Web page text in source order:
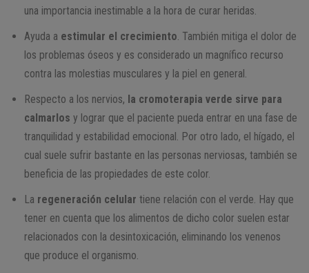
una importancia inestimable a la hora de curar heridas.
Ayuda a estimular el crecimiento. También mitiga el dolor de
los problemas óseos y es considerado un magnífico recurso
contra las molestias musculares y la piel en general.
Respecto a los nervios, la cromoterapia verde sirve para
calmarlos y lograr que el paciente pueda entrar en una fase de
tranquilidad y estabilidad emocional. Por otro lado, el hígado, el
cual suele sufrir bastante en las personas nerviosas, también se
beneficia de las propiedades de este color.
La regeneración celular tiene relación con el verde. Hay que
tener en cuenta que los alimentos de dicho color suelen estar
relacionados con la desintoxicación, eliminando los venenos
que produce el organismo.